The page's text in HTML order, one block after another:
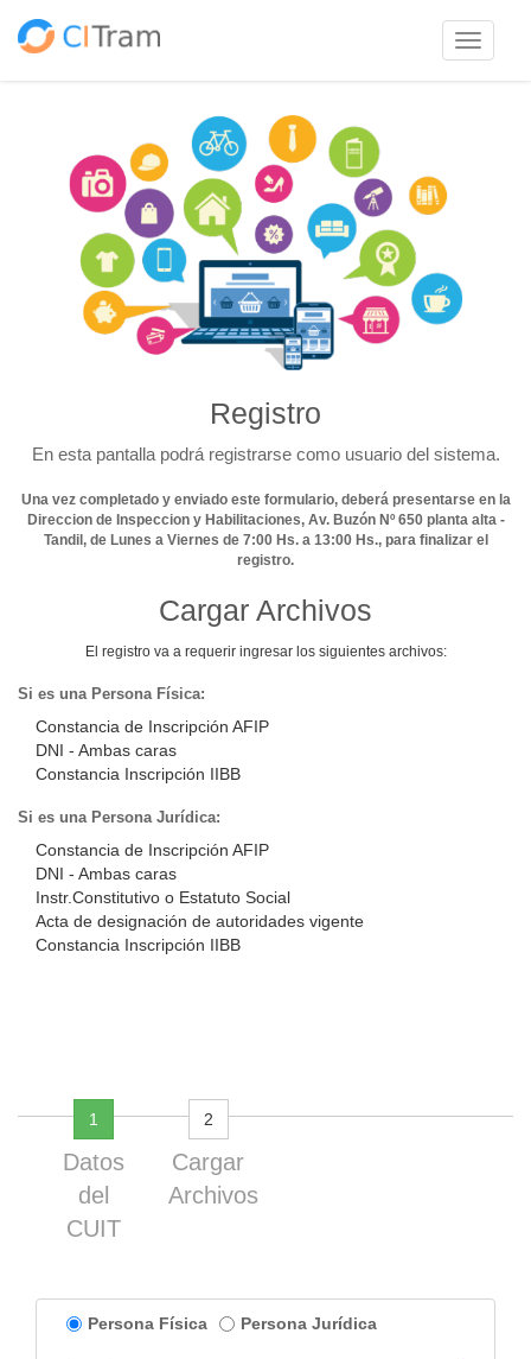
Toggle
Registro
En esta pantalla podrá registrarse como usuario del sistema.
Una vez completado y enviado este formulario, deberá presentarse en la
Direccion de Inspeccion y Habilitaciones, Av. Buzón Nº 650 planta alta -
Tandil, de Lunes a Viernes de 7:00 Hs. a 13:00 Hs., para finalizar el
registro.
Cargar Archivos
El registro va a requerir ingresar los siguientes archivos:
Si es una Persona Física:
Constancia de Inscripción AFIP
DNI - Ambas caras
Constancia Inscripción IIBB
Si es una Persona Jurídica:
Constancia de Inscripción AFIP
DNI - Ambas caras
Instr.Constitutivo o Estatuto Social
Acta de designación de autoridades vigente
Constancia Inscripción IIBB
Current
Progress
1
Datos
del
CUIT
2
Cargar
Archivos
TipoPersona Física Persona Jurídica